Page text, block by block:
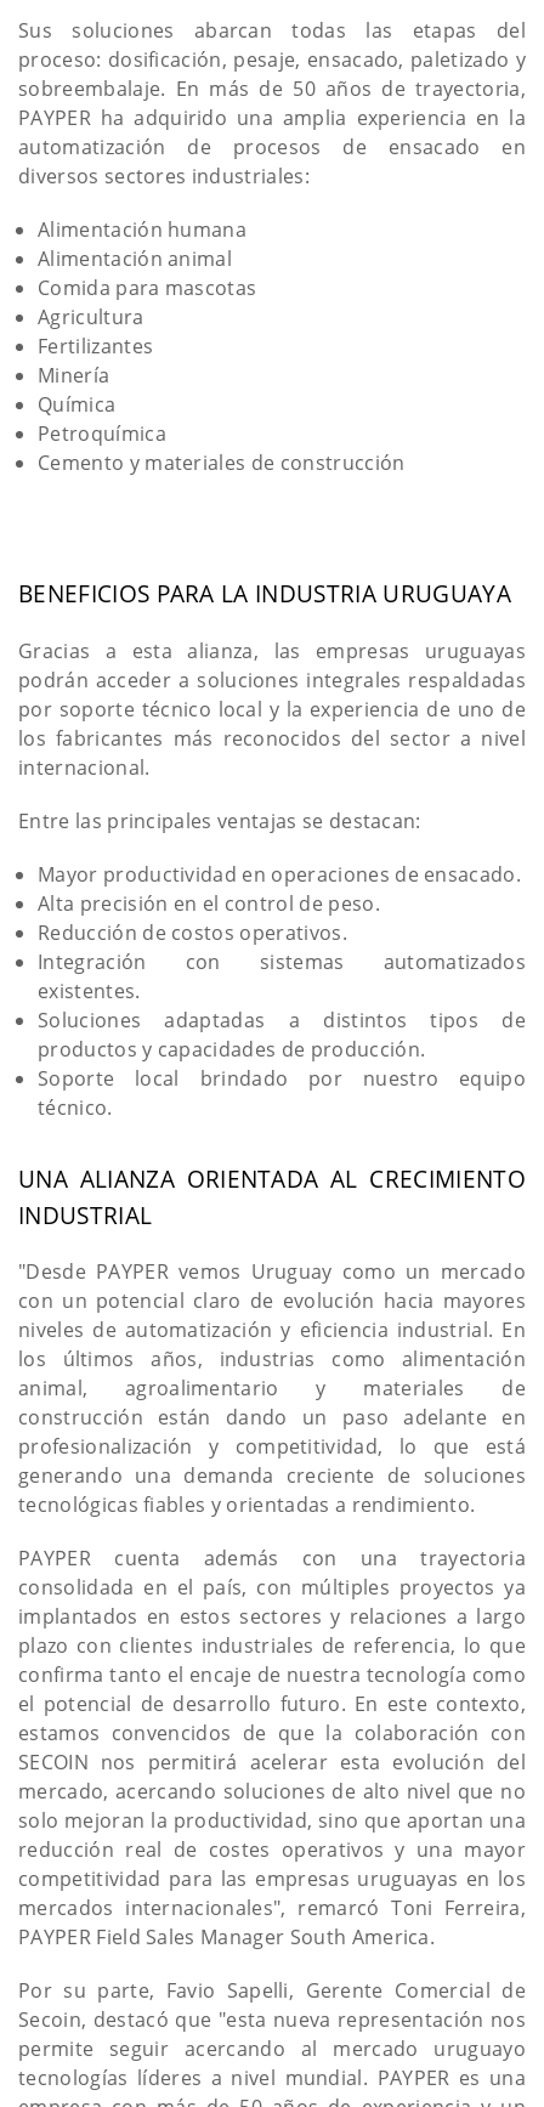
Sus soluciones abarcan todas las etapas del
proceso: dosificación, pesaje, ensacado, paletizado y
sobreembalaje. En más de 50 años de trayectoria,
PAYPER ha adquirido una amplia experiencia en la
automatización de procesos de ensacado en
diversos sectores industriales:
Alimentación humana
Alimentación animal
Comida para mascotas
Agricultura
Fertilizantes
Minería
Química
Petroquímica
Cemento y materiales de construcción
BENEFICIOS PARA LA INDUSTRIA URUGUAYA
Gracias a esta alianza, las empresas uruguayas
podrán acceder a soluciones integrales respaldadas
por soporte técnico local y la experiencia de uno de
los fabricantes más reconocidos del sector a nivel
internacional.
Entre las principales ventajas se destacan:
Mayor productividad en operaciones de ensacado.
Alta precisión en el control de peso.
Reducción de costos operativos.
Integración con sistemas automatizados
existentes.
Soluciones adaptadas a distintos tipos de
productos y capacidades de producción.
Soporte local brindado por nuestro equipo
técnico.
UNA ALIANZA ORIENTADA AL CRECIMIENTO
INDUSTRIAL
"Desde PAYPER vemos Uruguay como un mercado
con un potencial claro de evolución hacia mayores
niveles de automatización y eficiencia industrial. En
los últimos años, industrias como alimentación
animal, agroalimentario y materiales de
construcción están dando un paso adelante en
profesionalización y competitividad, lo que está
generando una demanda creciente de soluciones
tecnológicas fiables y orientadas a rendimiento.
PAYPER cuenta además con una trayectoria
consolidada en el país, con múltiples proyectos ya
implantados en estos sectores y relaciones a largo
plazo con clientes industriales de referencia, lo que
confirma tanto el encaje de nuestra tecnología como
el potencial de desarrollo futuro. En este contexto,
estamos convencidos de que la colaboración con
SECOIN nos permitirá acelerar esta evolución del
mercado, acercando soluciones de alto nivel que no
solo mejoran la productividad, sino que aportan una
reducción real de costes operativos y una mayor
competitividad para las empresas uruguayas en los
mercados internacionales", remarcó Toni Ferreira,
PAYPER Field Sales Manager South America.
Por su parte, Favio Sapelli, Gerente Comercial de
Secoin, destacó que "esta nueva representación nos
permite seguir acercando al mercado uruguayo
tecnologías líderes a nivel mundial. PAYPER es una